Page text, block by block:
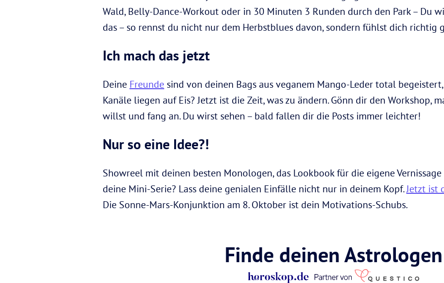
Wald, Belly-Dance-Workout oder in 30 Minuten 3 Runden durch den Park – Du
das – so rennst du nicht nur dem Herbstblues davon, sondern fühlst dich richtig
Ich mach das jetzt
Deine Freunde sind von deinen Bags aus veganem Mango-Leder total
Kanäle liegen auf Eis? Jetzt ist die Zeit, was zu ändern. Gönn dir den Workshop,
willst und fang an. Du wirst sehen – bald fallen dir die Posts immer leichter!
Nur so eine Idee?!
Showreel mit deinen besten Monologen, das Lookbook für die eigene
deine Mini-Serie? Lass deine genialen Einfälle nicht nur in deinem Kopf.Jetzt ist
Die Sonne-Mars-Konjunktion am 8. Oktober ist dein Motivations-Schubs.
Finde deinen Astrologen